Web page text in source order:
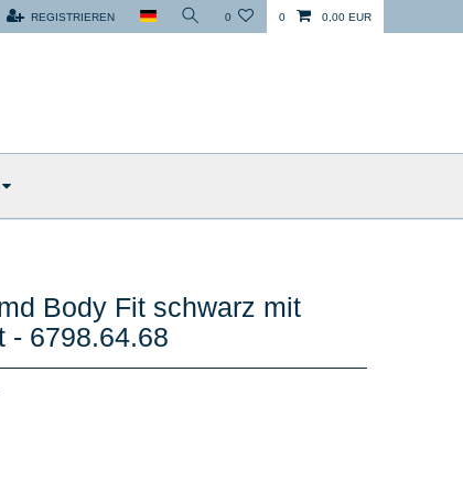
REGISTRIEREN 0 0 0,00 EUR
Body Fit schwarz mit
- 6798.64.68